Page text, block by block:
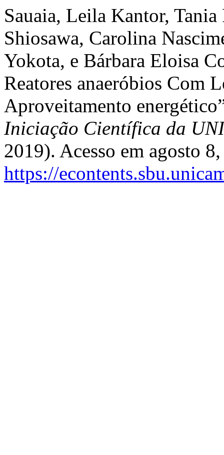
Sauaia, Leila Kantor,
Shiosawa, Carolina
Yokota, e Bárbara Eloisa
Reatores anaeróbios Com
Aproveitamento
Iniciação Científica da
2019). Acesso em agosto
https://